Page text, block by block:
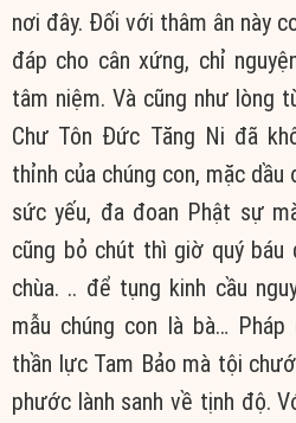
nơi đây. Đối với thâm ân này
đáp cho cân xứng, chỉ
tâm niệm. Và cũng như lòng
Chư Tôn Đức Tăng Ni đã
thỉnh của chúng con, mặc
sức yếu, đa đoan Phật sự
cũng bỏ chút thì giờ quý báu
chùa. .. để tụng kinh cầu
mẫu chúng con là bà…
thần lực Tam Bảo mà tội
phước lành sanh về tịnh độ.